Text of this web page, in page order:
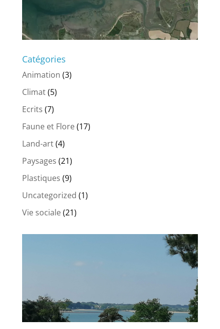
Catégories
Animation (3)
Climat(5)
Ecrits (7)
Faune et Flore(17)
Land-art(4)
Paysages (21)
Plastiques (9)
Uncategorized (1)
Vie sociale(21)